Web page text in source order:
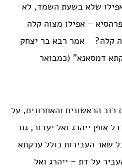
אפילו שלא בשעת השמד, לא
– אפילו מצוה קלה
קלה? – אמר רבא בר יצחק
דמסאנא” (כמבואר
הראשונים והאחרונים, על
אופן ייהרג ואל יעבור, גם
שאר העבירות כולל ערקתא
על דת – ייהרג ואל